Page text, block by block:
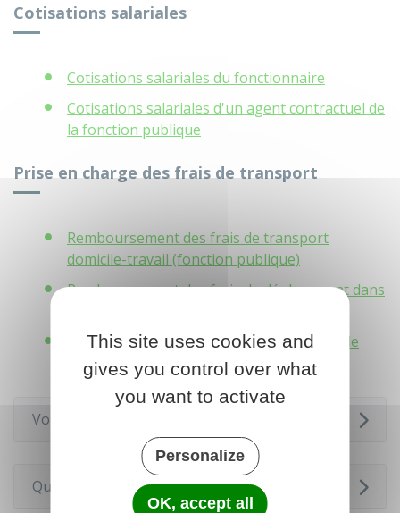
Cotisations salariales
Cotisations salariales du fonctionnaire
Cotisations salariales d'un agent contractuel de
la fonction publique
Prise en charge des frais de transport
Remboursement des frais de transport
domicile-travail (fonction publique)
Remboursement des frais de déplacement dans
Prise en charge des frais de changement de
résidence (fonction publique)
Voir aussi
Questions ? Réponses !
This site uses cookies and
gives you control over what
you want to activate
Personalize
OK, accept all